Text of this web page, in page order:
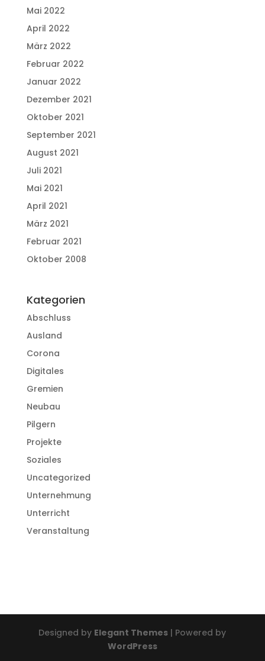
Mai 2022
April 2022
März 2022
Februar 2022
Januar 2022
Dezember 2021
Oktober 2021
September 2021
August 2021
Juli 2021
Mai 2021
April 2021
März 2021
Februar 2021
Oktober 2008
Kategorien
Abschluss
Ausland
Corona
Digitales
Gremien
Neubau
Pilgern
Projekte
Soziales
Uncategorized
Unternehmung
Unterricht
Veranstaltung
Designed by Elegant Themes | Powered by
WordPress